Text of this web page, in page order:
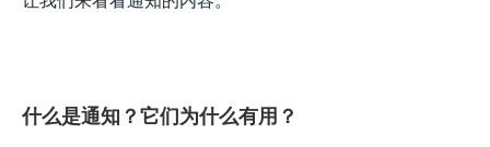
什么是通知？它们为什么有用？